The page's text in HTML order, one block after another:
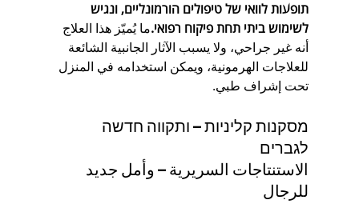
תופעות לוואי של טיפולים הורמונליים, ונגיש
לשימוש ביתי תחת פיקוח רפואי.ما يُميّز هذا العلاج
أنه غير جراحي، ولا يسبب الآثار الجانبية الشائعة
للعلاجات الهرمونية، ويمكن استخدامه في المنزل
تحت إشراف طبي.
מסקנות קליניות – ותקווה חדשה
לגברים
الاستنتاجات السريرية – وأمل جديد
للرجال